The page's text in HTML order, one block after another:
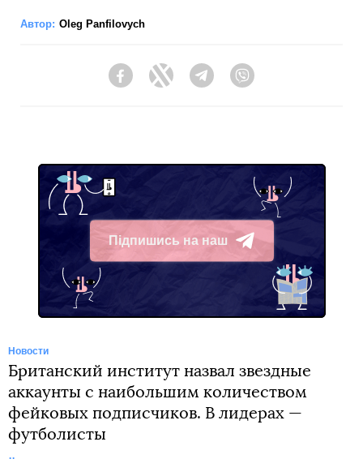
Автор: Oleg Panfilovych
FacebookTwitter Telegram
Підпишись на наш
Telegram
Новости
Британский институт назвал звездные
аккаунты с наибольшим количеством
фейковых подписчиков. В лидерах —
футболисты